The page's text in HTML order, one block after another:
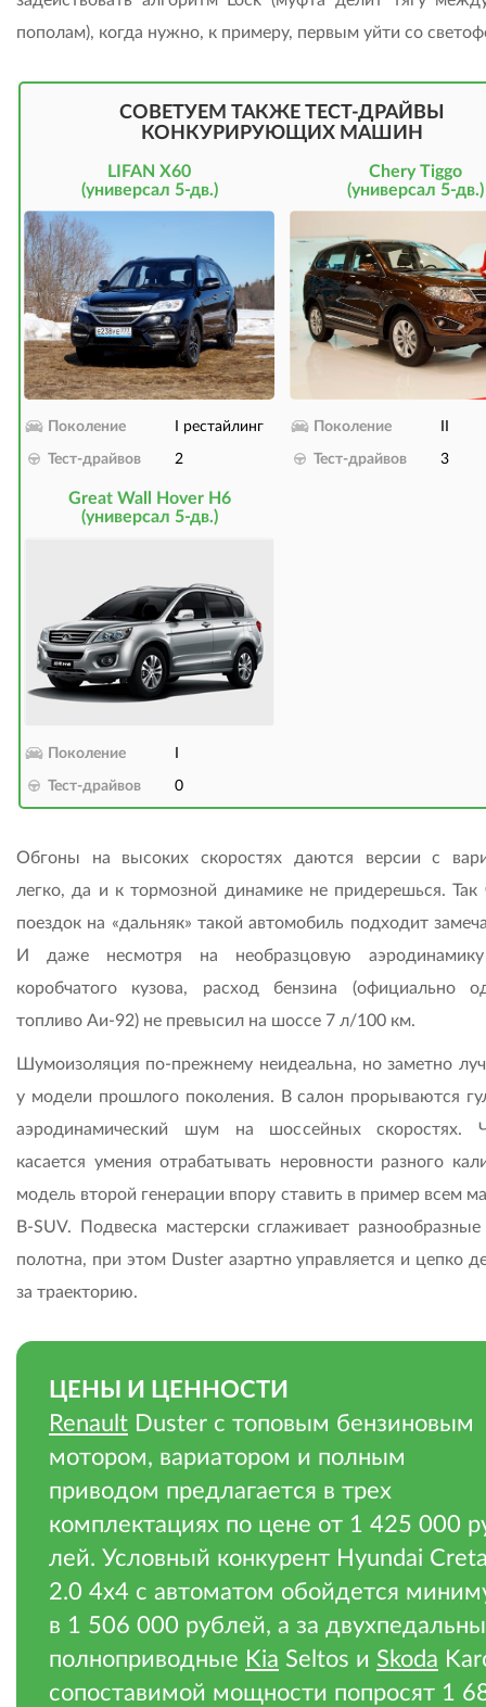
пополам), когда нужно, к примеру, первым уйти со
СОВЕТУЕМ ТАКЖЕ ТЕСТ-ДРАЙВЫ
КОНКУРИРУЮЩИХ МАШИН
LIFAN X60
(универсал 5-дв.)
Поколение I рестайлинг
Тест-драйвов 2
Chery Tiggo
(универсал 5-дв.)
Поколение
Тест-драйвов 3
Great Wall Hover H6
(универсал 5-дв.)
Поколение
Тест-драйвов 0
Обгоны на высоких скоростях даются версии с
легко, да и к тормозной динамике не придерешься. Так
поездок на «дальняк» такой автомобиль подходит
И даже несмотря на необразцовую
коробчатого кузова, расход бензина (официально
топливо Аи-92) не превысил на шоссе 7 л/100 км.
Шумоизоляция по-прежнему неидеальна, но заметно
у модели прош­лого поколения. В салон прорываются
аэродинамический шум на шоссейных скоростях.
касается умения отрабатывать неровности разного
модель второй генерации впору ставить в пример всем
B-SUV. Подвеска мастерски сглаживает
полотна, при этом Duster азартно управляется и цепко
за траекторию.
ЦЕНЫ И ЦЕННОСТИ
Renault Duster c топовым бензиновым
мотором, вариатором и полным
приводом предлагается в трех
комплектациях по цене от 1 425 000
лей. Условный конкурент Hyundai
2.0 4х4 с автоматом обойдется
в 1 506 000 рублей, а за
полноприводные Kia Seltos и Skoda
сопоставимой мощности попросят 1